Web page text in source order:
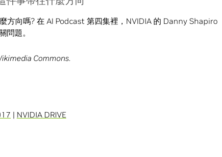
方向嗎? 在 AI Podcast 第四集裡，NVIDIA 的 Danny Shapiro
問題。
Commons.
| NVIDIA DRIVE